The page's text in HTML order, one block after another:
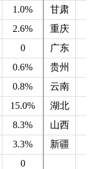
1.0% 甘肃
2.6% 重庆
0 广东
0.6% 贵州
0.8% 云南
15.0% 湖北
8.3% 山西
3.3% 新疆
0